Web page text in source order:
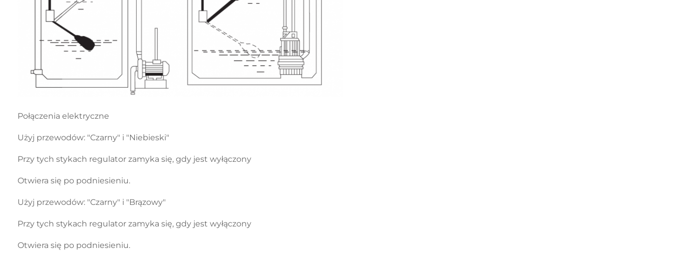
Połączenia elektryczne
Użyj przewodów: "Czarny" i "Niebieski"
Przy tych stykach regulator zamyka się, gdy jest wyłączony
Otwiera się po podniesieniu.
Użyj przewodów: "Czarny" i "Brązowy"
Przy tych stykach regulator zamyka się, gdy jest wyłączony
Otwiera się po podniesieniu.